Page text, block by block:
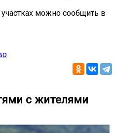
можно сообщить в
с жителями